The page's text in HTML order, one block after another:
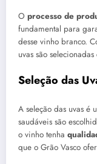
O processo de
fundamental para
desse vinho branco.
uvas são
Seleção das
A seleção das uvas é
saudáveis são
o vinho tenha
que o Grão Vasco